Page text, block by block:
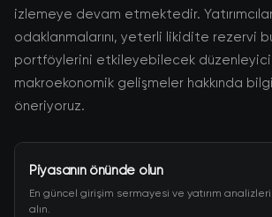
izlemeye devam etmektedir.
odaklanmalarını, yeterli likidite rezervi
portföylerini etkileyebilecek
makroekonomik gelişmeler hakkında
öneriyoruz.
Piyasanın önünde olun
En güncel girişim sermayesi ve yatırım
alın.